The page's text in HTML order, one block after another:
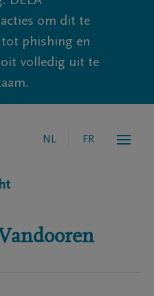
om dit te
phishing en
volledig uit te
NL FR
Vandooren